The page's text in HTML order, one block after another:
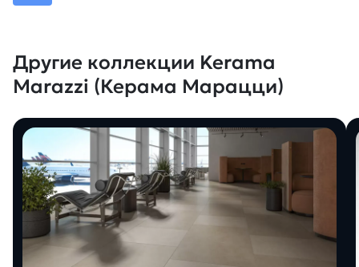
Другие коллекции Kerama
Marazzi (Керама Марацци)